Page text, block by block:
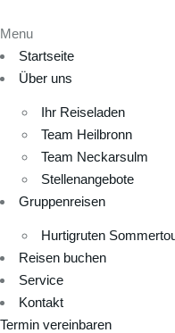
Menu
Startseite
Über uns
Ihr Reiseladen
Team Heilbronn
Team Neckarsulm
Stellenangebote
Gruppenreisen
Hurtigruten
Reisen buchen
Service
Kontakt
Termin vereinbaren